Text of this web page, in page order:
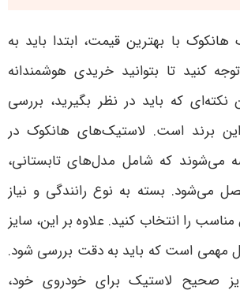
با بهترین قیمت، ابتدا باید به
کنید تا بتوانید خریدی هوشمندانه
نکته‌ای که باید در نظر بگیرید، بررسی
برند است. لاستیک‌های هانکوک در
می‌شوند که شامل مدل‌های تابستانی،
می‌شود. بسته به نوع رانندگی و نیاز
را انتخاب کنید. علاوه بر این، سایز
مهمی است که باید به دقت بررسی شود.
صحیح لاستیک برای خودروی خود،